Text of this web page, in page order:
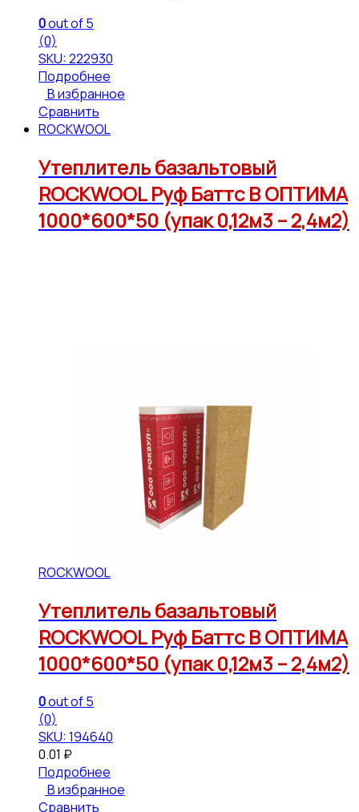
0out of 5
(0)
SKU: 222930
Подробнее
В избранное
Сравнить
ROCKWOOL
Утеплитель базальтовый
ROCKWOOL Руф Баттс В ОПТИМА
1000*600*50 (упак 0,12м3 – 2,4м2)
ROCKWOOL
Утеплитель базальтовый
ROCKWOOL Руф Баттс В ОПТИМА
1000*600*50 (упак 0,12м3 – 2,4м2)
0out of 5
(0)
SKU: 194640
0.01 ₽
Подробнее
В избранное
Сравнить